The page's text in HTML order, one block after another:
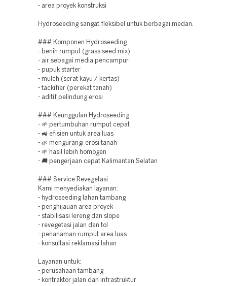
- area proyek konstruksi
Hydroseeding sangat fleksibel untuk berbagai medan.
### Komponen Hydroseeding
- benih rumput (grass seed mix)
- air sebagai media pencampur
- pupuk starter
- mulch (serat kayu / kertas)
- tackifier (perekat tanah)
- aditif pelindung erosi
### Keunggulan Hydroseeding
- 🌱 pertumbuhan rumput cepat
- 🚜 efisien untuk area luas
- 🌿 mengurangi erosi tanah
- 🌱 hasil lebih homogen
- 🚚 pengerjaan cepat Kalimantan Selatan
### Service Revegetasi
Kami menyediakan layanan:
- hydroseeding lahan tambang
- penghijauan area proyek
- stabilisasi lereng dan slope
- revegetasi jalan dan tol
- penanaman rumput area luas
- konsultasi reklamasi lahan
Layanan untuk:
- perusahaan tambang
- kontraktor jalan dan infrastruktur